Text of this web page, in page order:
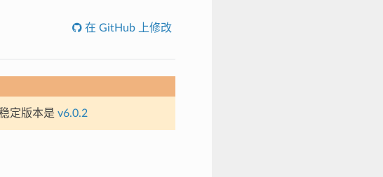
在 GitHub 上修改
定版本是 v6.0.2